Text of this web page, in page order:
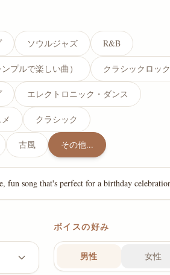
ソウルジャズ R&B
プルで楽しい曲） クラシックロック
エレクトロニック・ダンス
クラシック
古風 その他...
ボイスの好み
男性 女性